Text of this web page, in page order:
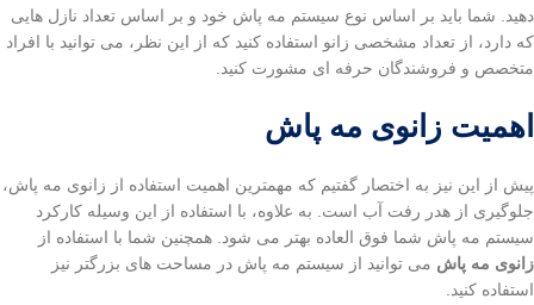
دهید. شما باید بر اساس نوع سیستم مه پاش خود و بر اساس تعداد نازل هایی
که دارد، از تعداد مشخصی زانو استفاده کنید که از این نظر، می توانید با افراد
متخصص و فروشندگان حرفه ای مشورت کنید.
اهمیت زانوی مه پاش
پیش از این نیز به اختصار گفتیم که مهمترین اهمیت استفاده از زانوی مه پاش،
جلوگیری از هدر رفت آب است. به علاوه، با استفاده از این وسیله کارکرد
سیستم مه پاش شما فوق العاده بهتر می شود. همچنین شما با استفاده از
زانوی مه پاش می توانید از سیستم مه پاش در مساحت های بزرگتر نیز
استفاده کنید.